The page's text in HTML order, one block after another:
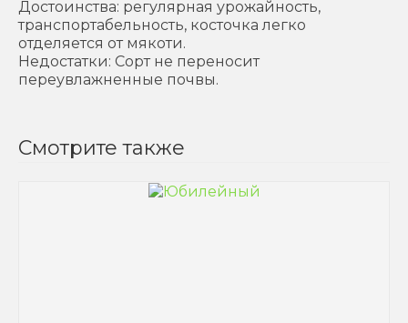
Достоинства: регулярная урожайность,
транспортабельность, косточка легко
отделяется от мякоти.
Недостатки: Сорт не переносит
переувлажненные почвы.
Смотрите также